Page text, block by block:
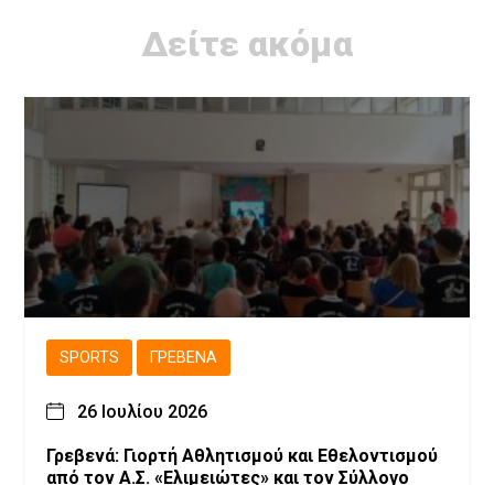
Δείτε ακόμα
SPORTS ΓΡΕΒΕΝΆ
26 Ιουλίου 2026
Γρεβενά: Γιορτή Αθλητισμού και Εθελοντισμού
από τον Α.Σ. «Ελιμειώτες» και τον Σύλλογο